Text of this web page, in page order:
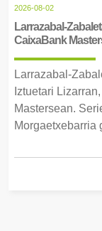
2026-08-02
Larrazabal-
CaixaBank
Larrazabal-
Iztuetari
Mastersean.
Morgaetxebarria